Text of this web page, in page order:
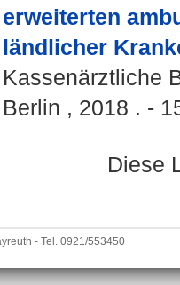
erweiterten
ländlicher
Kassenärztliche
Berlin , 2018 . -
Diese
- Tel. 0921/553450